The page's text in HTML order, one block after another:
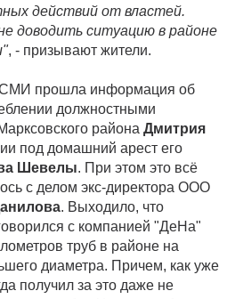
действий от властей.
доводить ситуацию в районе
, - призывают жители.
СМИ прошла информация об
должностными
района Дмитрия
под домашний арест его
Шевелы. При этом это всё
с делом экс-директора ООО
. Выходило, что
с компанией "ДеНа"
труб в районе на
диаметра. Причем, как уже
получил за это даже не